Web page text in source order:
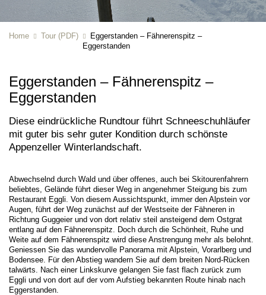
Home Tour (PDF)
Eggerstanden – Fähnerenspitz –
Eggerstanden
Eggerstanden – Fähnerenspitz –
Eggerstanden
Diese eindrückliche Rundtour führt Schneeschuhläufer
mit guter bis sehr guter Kondition durch schönste
Appenzeller Winterlandschaft.
Abwechselnd durch Wald und über offenes, auch bei Skitourenfahrern
beliebtes, Gelände führt dieser Weg in angenehmer Steigung bis zum
Restaurant Eggli. Von diesem Aussichtspunkt, immer den Alpstein vor
Augen, führt der Weg zunächst auf der Westseite der Fähneren in
Richtung Guggeier und von dort relativ steil ansteigend dem Ostgrat
entlang auf den Fähnerenspitz. Doch durch die Schönheit, Ruhe und
Weite auf dem Fähnerenspitz wird diese Anstrengung mehr als belohnt.
Geniessen Sie das wundervolle Panorama mit Alpstein, Vorarlberg und
Bodensee. Für den Abstieg wandern Sie auf dem breiten Nord-Rücken
talwärts. Nach einer Linkskurve gelangen Sie fast flach zurück zum
Eggli und von dort auf der vom Aufstieg bekannten Route hinab nach
Eggerstanden.